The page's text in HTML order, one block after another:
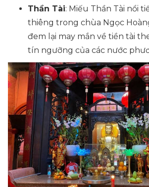
Thần Tài: Miếu Thần Tài nổi
thiêng trong chùa Ngọc
đem lại may mắn về tiền tài
tín ngưỡng của các nước